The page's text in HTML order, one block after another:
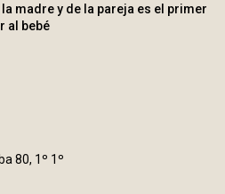
madre y de la pareja es el primer
al bebé
80, 1º 1º